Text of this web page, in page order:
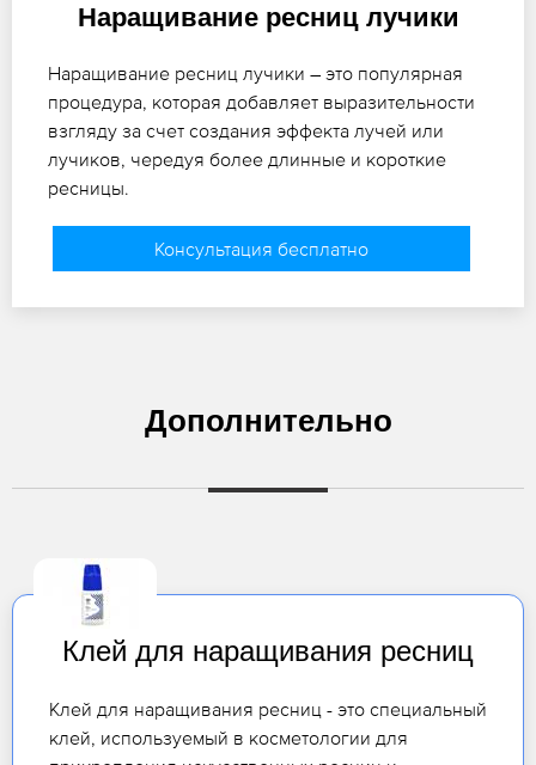
Наращивание ресниц лучики
Наращивание ресниц лучики – это популярная
процедура, которая добавляет выразительности
взгляду за счет создания эффекта лучей или
лучиков, чередуя более длинные и короткие
ресницы.
Консультация бесплатно
Дополнительно
Клей для наращивания ресниц
Клей для наращивания ресниц - это специальный
клей, используемый в косметологии для